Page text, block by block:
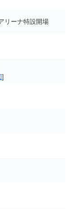
リーナ特設開場
]